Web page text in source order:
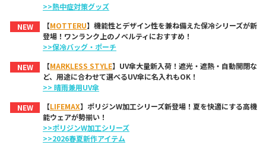
>>熱中症対策グッズ
NEW
【MOTTERU】機能性とデザイン性を兼ね備えた保冷シリーズが新
登場！ワンランク上のノベルティにおすすめ！
>>保冷バッグ・ポーチ
NEW
【MARKLESS STYLE】UV傘大量新入荷！遮光・遮熱・自動開閉な
ど、用途に合わせて選べるUV傘に名入れもOK！
>> 晴雨兼用UV傘
NEW
【LIFEMAX】ポリジンW加工シリーズ新登場！夏を快適にする高機
能ウェアが勢揃い！
>>ポリジンW加工シリーズ
>>2026春夏新作アイテム